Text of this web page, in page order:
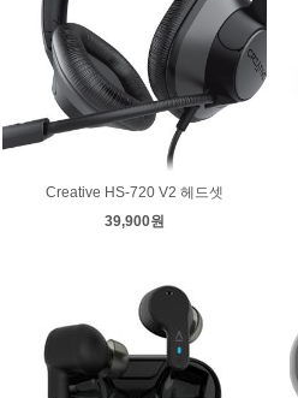
Creative HS-720 V2 헤드셋
39,900원